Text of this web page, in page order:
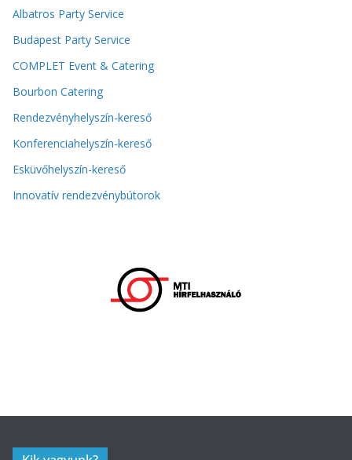
Albatros Party Service
Budapest Party Service
COMPLET Event & Catering
Bourbon Catering
Rendezvényhelyszín-kereső
Konferenciahelyszín-kereső
Esküvőhelyszín-kereső
Innovatív rendezvénybútorok